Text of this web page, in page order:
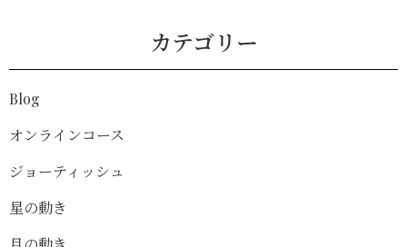
カテゴリー
Blog
オンラインコース
ジョーティッシュ
星の動き